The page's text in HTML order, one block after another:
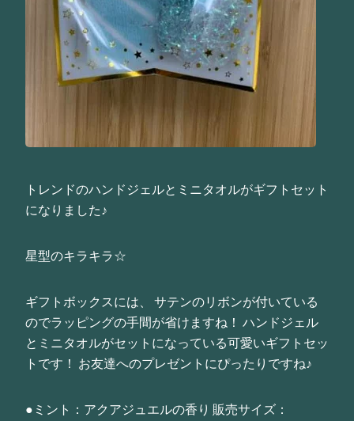
トレンドのハンドジェルとミニタオルがギフトセット
になりました♪
星型のキラキラ☆
ギフトボックスには、 サテンのリボンが付いている
のでラッピングの手間が省けますね！ ハンドジェル
とミニタオルがセットになっている可愛いギフトセッ
トです！ お友達へのプレゼントにぴったりですね♪
●ミント：アクアジュエルの香り 販売サイズ：